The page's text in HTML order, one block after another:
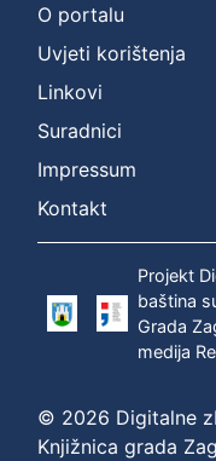
O portalu
Uvjeti korištenja
Linkovi
Suradnici
Impressum
Kontakt
Projekt
baština
Grada
medija
© 2026 Digitalne
Knjižnica grada